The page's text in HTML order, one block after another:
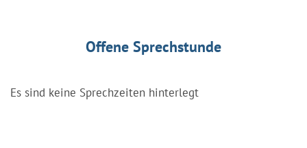
Offene Sprechstunde
Es sind keine Sprechzeiten hinterlegt